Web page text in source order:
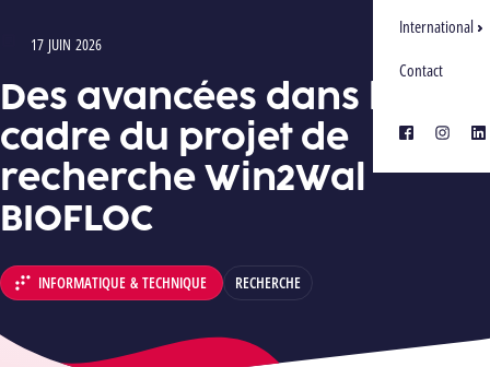
International
Contact
facebook
Des avancées dans le
cadre du projet de
recherche Win2Wal
BIOFLOC
Type : Articles
17 JUIN 2026
DÉPARTEMENT :
INFORMATIQUE & TECHNIQUE RECHERCHE